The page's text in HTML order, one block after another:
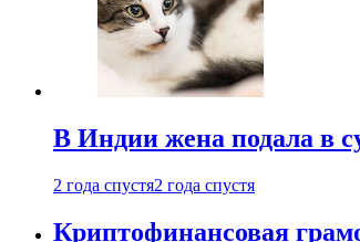
В Индии жена подала в
2 года спустя2 года спустя
Криптофинансовая